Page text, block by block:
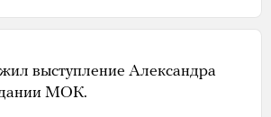
выступление Александра
МОК.